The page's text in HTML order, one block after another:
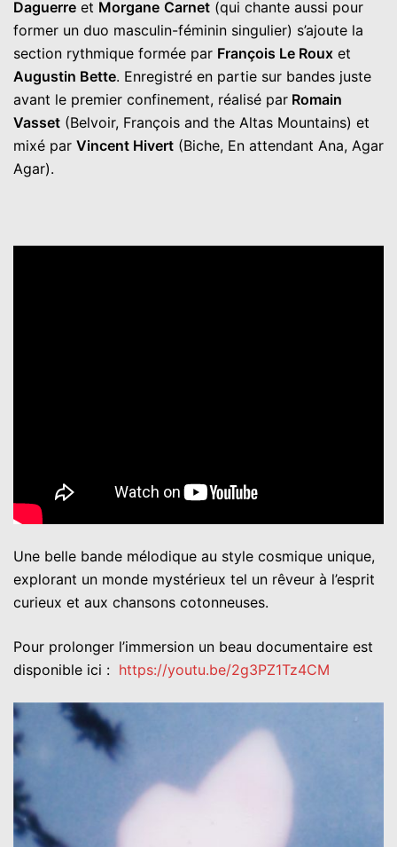
Daguerre et Morgane Carnet (qui chante aussi pour
former un duo masculin-féminin singulier) s’ajoute la
section rythmique formée par François Le Roux et
Augustin Bette. Enregistré en partie sur bandes juste
avant le premier confinement, réalisé par Romain
Vasset (Belvoir, François and the Altas Mountains) et
mixé par Vincent Hivert (Biche, En attendant Ana, Agar
Agar).
Une belle bande mélodique au style cosmique unique,
explorant un monde mystérieux tel un rêveur à l’esprit
curieux et aux chansons cotonneuses.
Pour prolonger l’immersion un beau documentaire est
disponible ici : https://youtu.be/2g3PZ1Tz4CM